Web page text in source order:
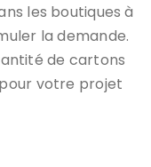
les boutiques à
la demande.
de cartons
votre projet